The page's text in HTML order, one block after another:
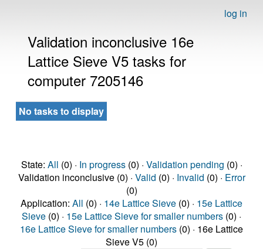
log in
Validation inconclusive 16e
Lattice Sieve V5 tasks for
computer 7205146
No tasks to display
State: All (0) · In progress(0) · Validation pending (0) ·
Validation inconclusive (0) · Valid (0) · Invalid (0) · Error
(0)
Application: All (0) · 14e Lattice Sieve (0) · 15e Lattice
Sieve (0) · 15e Lattice Sieve for smaller numbers (0) ·
16e Lattice Sieve for smaller numbers (0) · 16e Lattice
Sieve V5 (0)